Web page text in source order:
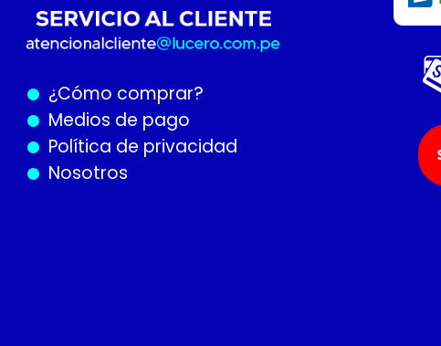
¿Cómo comprar?
Medios de pago
Política de privacidad
Nosotros